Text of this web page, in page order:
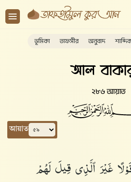
ভূমিকা তাফসীর অনুবাদ
আল
২৮৬ আয়াত
আয়াত
غَيْرَ ٱلَّذِى قِيلَ لَهُمْ